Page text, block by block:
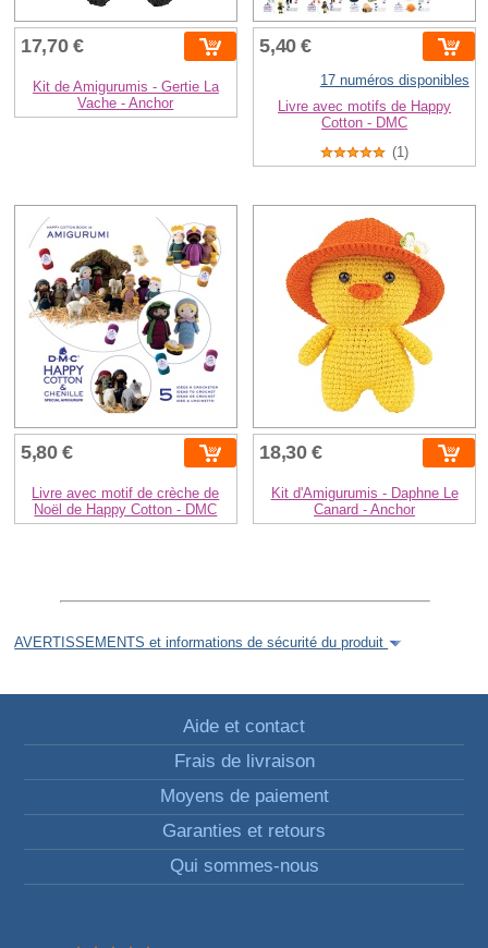
17,70 €
Kit de Amigurumis - Gertie La
Vache - Anchor
5,40 €
17 numéros disponibles
Livre avec motifs de Happy
Cotton - DMC
(1)
5,80 €
Livre avec motif de crèche de
Noël de Happy Cotton - DMC
18,30 €
Kit d'Amigurumis - Daphne Le
Canard - Anchor
AVERTISSEMENTS et informations de sécurité du produit
Aide et contact
Frais de livraison
Moyens de paiement
Garanties et retours
Qui sommes-nous